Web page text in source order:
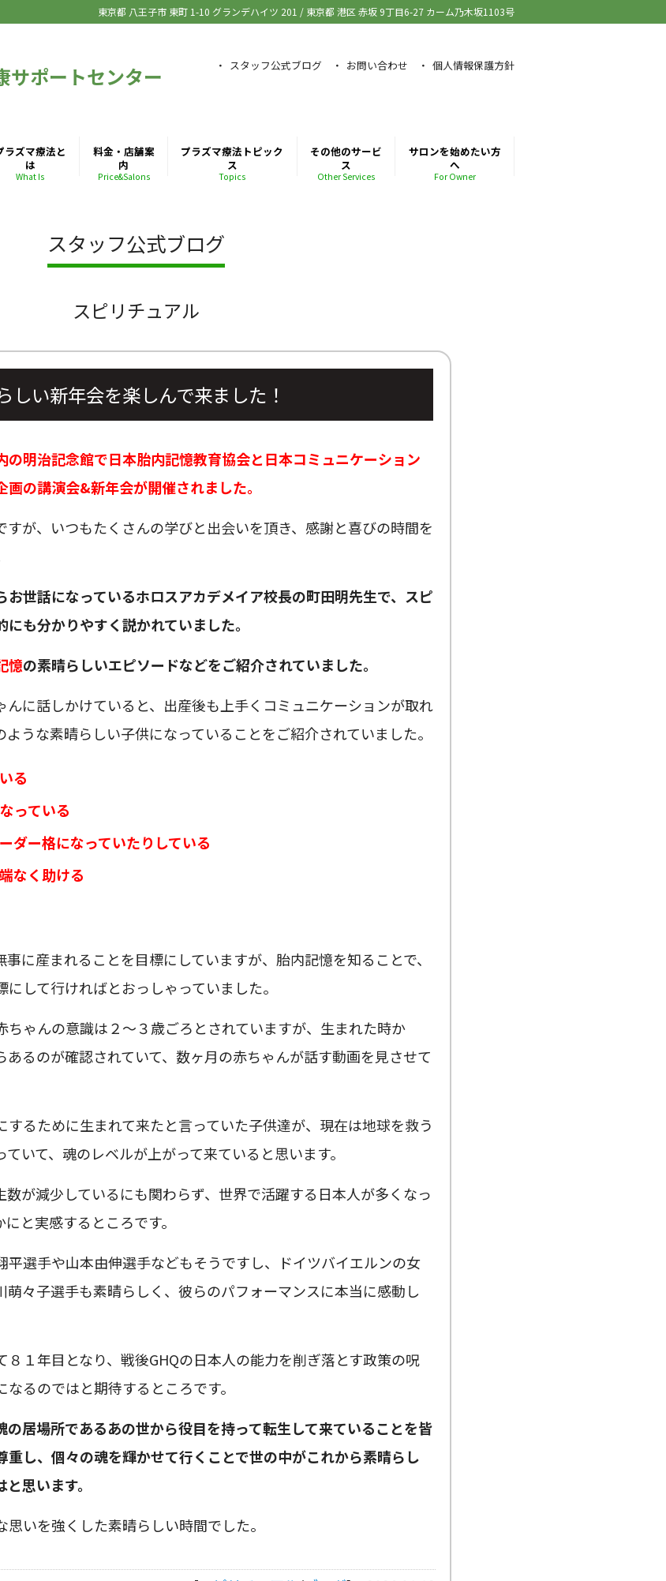
東京都 八王子市 東町 1-10 グランデハイツ 201 / 東京都 港区 赤坂 9丁目6-27 カーム乃木坂1103号
サポートセンター スタッフ公式ブログ お問い合わせ 個人情報保護方針
ラズマ療法と
は
What Is
料金・店舗案
内
Price&Salons
プラズマ療法トピック
ス
Topics
その他のサービ
ス
Other Services
サロンを始めたい方
へ
For Owner
スタッフ公式ブログ
スピリチュアル
しい新年会を楽しんで来ました！
の明治記念館で日本胎内記憶教育協会と日本コミュニケーション
の講演会&新年会が開催されました。
すが、いつもたくさんの学びと出会いを頂き、感謝と喜びの時間を
お世話になっているホロスアカデメイア校長の町田明先生で、スピ
も分かりやすく説かれていました。
憶の素晴らしいエピソードなどをご紹介されていました。
んに話しかけていると、出産後も上手くコミュニケーションが取れ
うな素晴らしい子供になっていることをご紹介されていました。
る
っている
ダー格になっていたりしている
なく助ける
に産まれることを目標にしていますが、胎内記憶を知ることで、
して行ければとおっしゃっていました。
ちゃんの意識は２〜３歳ごろとされていますが、生まれた時か
あるのが確認されていて、数ヶ月の赤ちゃんが話す動画を見させて
するために生まれて来たと言っていた子供達が、現在は地球を救う
いて、魂のレベルが上がって来ていると思います。
数が減少しているにも関わらず、世界で活躍する日本人が多くなっ
と実感するところです。
平選手や山本由伸選手などもそうですし、ドイツバイエルンの女
萌々子選手も素晴らしく、彼らのパフォーマンスに本当に感動し
８１年目となり、戦後GHQの日本人の能力を削ぎ落とす政策の呪
るのではと期待するところです。
の居場所であるあの世から役目を持って転生して来ていることを皆
重し、個々の魂を輝かせて行くことで世の中がこれから素晴らし
思います。
いを強くした素晴らしい時間でした。